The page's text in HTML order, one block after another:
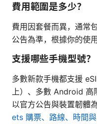
費用範圍是多少？
費用因套餐而異，通常
公告為準，根據你的使
支援哪些手機型號？
多數新款手機都支援
上）、多數 Android
以官方公告與裝置韌體
ets 購票、路線、時間